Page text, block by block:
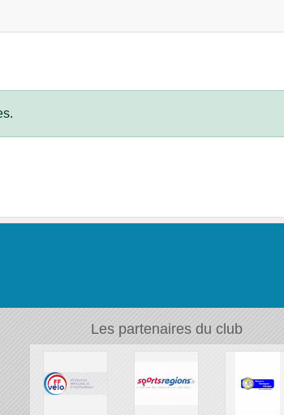
Les partenaires du club